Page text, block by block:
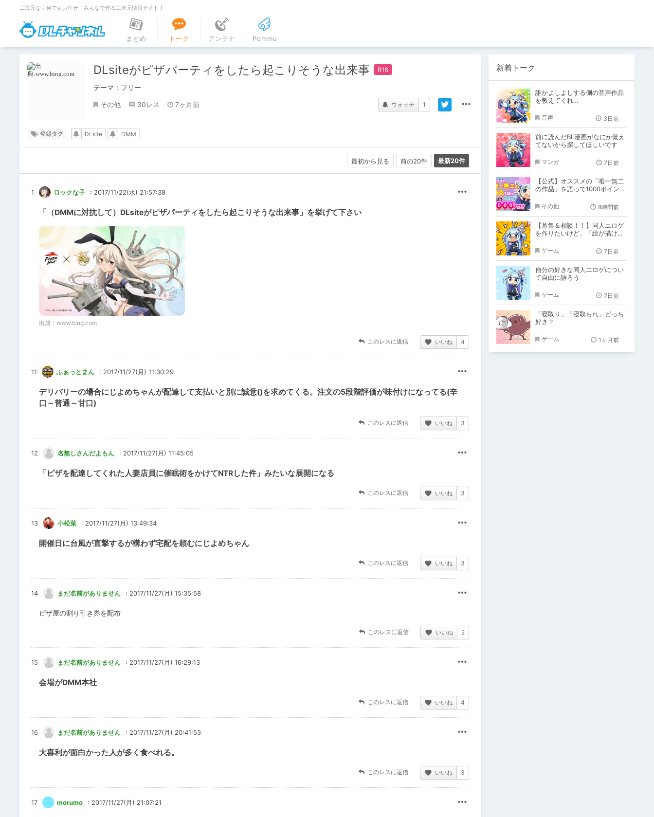
二次元なら何でもお任せ！みんなで作る二次元情報サイト！
DLチャンネル
まとめ
トーク アンテナ Pommu
DLsiteがピザパーティをしたら起こりそうな出来事
テーマ：フリー
その他 30レス 7ヶ月前 ウォッチ 1
登録タグ DLsite DMM
最初から見る 前の20件 最新20件
1 ロックな子 : 2017/11/22(水) 21:57:38
「（DMMに対抗して）DLsiteがピザパーティをしたら起こりそうな出来事」を挙げて下さい
出典： www.bing.com
このレスに返信 いいね 4
11 ふぁっとまん : 2017/11/27(月) 11:30:29
デリバリーの場合にじよめちゃんが配達して支払いと別に誠意()を求めてくる。注文の5段階評価が味付けになってる(辛
口～普通～甘口)
このレスに返信 いいね 3
12 名無しさんだよもん : 2017/11/27(月) 11:45:05
「ピザを配達してくれた人妻店員に催眠術をかけてNTRした件」みたいな展開になる
このレスに返信 いいね 3
13 小松菜 : 2017/11/27(月) 13:49:34
開催日に台風が直撃するが構わず宅配を頼むにじよめちゃん
このレスに返信 いいね 3
14 まだ名前がありません : 2017/11/27(月) 15:35:58
ピザ屋の割り引き券を配布
このレスに返信 いいね 2
15 まだ名前がありません : 2017/11/27(月) 16:29:13
会場がDMM本社
このレスに返信 いいね 4
16 まだ名前がありません : 2017/11/27(月) 20:41:53
大喜利が面白かった人が多く食べれる。
このレスに返信 いいね 3
17 morumo : 2017/11/27(月) 21:07:21
新着トーク
誰かよしよしする側の音声作品
を教えてくれ…
音声 3日前
前に読んだBL漫画がなにか覚え
てないから探してほしいです
マンガ 7日前
【公式】オススメの「唯一無二
の作品」を語って1000ポイン
その他 8時間前
【募集＆相談！！】同人エロゲ
を作りたいけど、「絵が描けな
い！」
ゲーム 7日前
自分の好きな同人エロゲについ
て自由に語ろう
ゲーム 7日前
「寝取り」「寝取られ」どっち
好き？
ゲーム 1ヶ月前